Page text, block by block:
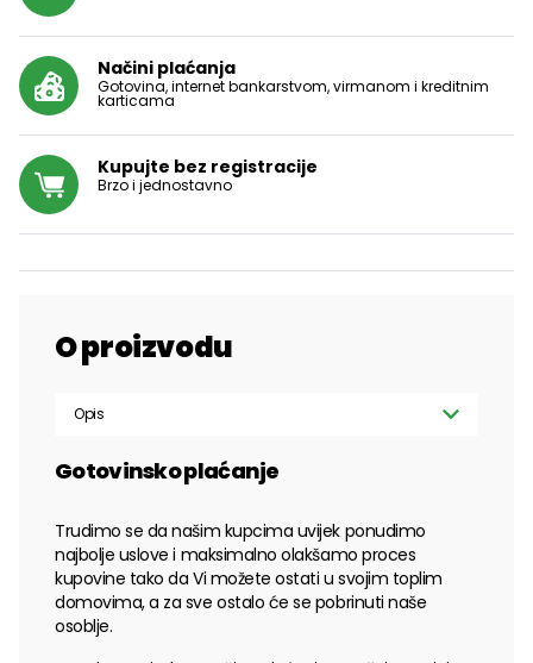
Načini plaćanja
Gotovina, internet bankarstvom, virmanom i kreditnim
karticama
Kupujte bez registracije
Brzo i jednostavno
O proizvodu
Opis
Gotovinsko plaćanje
Trudimo se da našim kupcima uvijek ponudimo
najbolje uslove i maksimalno olakšamo proces
kupovine tako da Vi možete ostati u svojim toplim
domovima, a za sve ostalo će se pobrinuti naše
osoblje.